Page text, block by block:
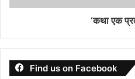
‘कथा एक
Find us on Facebook